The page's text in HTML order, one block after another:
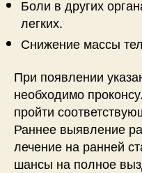
Боли в других
легких.
Снижение массы
При появлении
необходимо
пройти
Раннее выявление
лечение на ранней
шансы на полное